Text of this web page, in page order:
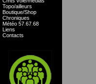
Topo/ailleurs
Boutique/Shop
Chroniques
Météo 57 67 68
Liens
Contacts